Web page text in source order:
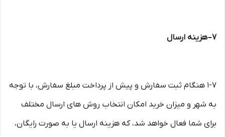
۷– هزینه ارسال
۱-۷ هنگام ثبت سفارش و پیش از پرداخت مبلغ سفارش، با توجه
به شهر و میزان خرید امکان انتخاب روش های ارسال مختلف
برای شما فعال خواهد شد، که هزینه ارسال یا به صورت رایگان،